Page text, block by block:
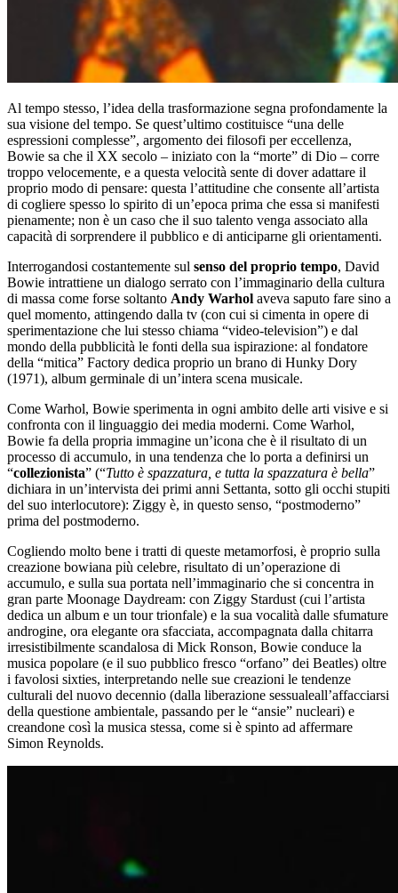
Al tempo stesso, l’idea della trasformazione segna profondamente la
sua visione del tempo. Se quest’ultimo costituisce “una delle
espressioni complesse”, argomento dei filosofi per eccellenza,
Bowie sa che il XX secolo – iniziato con la “morte” di Dio – corre
troppo velocemente, e a questa velocità sente di dover adattare il
proprio modo di pensare: questa l’attitudine che consente all’artista
di cogliere spesso lo spirito di un’epoca prima che essa si manifesti
pienamente; non è un caso che il suo talento venga associato alla
capacità di sorprendere il pubblico e di anticiparne gli orientamenti.
Interrogandosi costantemente sul senso del proprio tempo, David
Bowie intrattiene un dialogo serrato con l’immaginario della cultura
di massa come forse soltanto Andy Warhol aveva saputo fare sino a
quel momento, attingendo dalla tv (con cui si cimenta in opere di
sperimentazione che lui stesso chiama “video-television”) e dal
mondo della pubblicità le fonti della sua ispirazione: al fondatore
della “mitica” Factory dedica proprio un brano di Hunky Dory
(1971), album germinale di un’intera scena musicale.
Come Warhol, Bowie sperimenta in ogni ambito delle arti visive e si
confronta con il linguaggio dei media moderni. Come Warhol,
Bowie fa della propria immagine un’icona che è il risultato di un
processo di accumulo, in una tendenza che lo porta a definirsi un
“collezionista” (“Tutto è spazzatura, e tutta la spazzatura è bella”
dichiara in un’intervista dei primi anni Settanta, sotto gli occhi stupiti
del suo interlocutore): Ziggy è, in questo senso, “postmoderno”
prima del postmoderno.
Cogliendo molto bene i tratti di queste metamorfosi, è proprio sulla
creazione bowiana più celebre, risultato di un’operazione di
accumulo, e sulla sua portata nell’immaginario che si concentra in
gran parte Moonage Daydream: con Ziggy Stardust (cui l’artista
dedica un album e un tour trionfale) e la sua vocalità dalle sfumature
androgine, ora elegante ora sfacciata, accompagnata dalla chitarra
irresistibilmente scandalosa di Mick Ronson, Bowie conduce la
musica popolare (e il suo pubblico fresco “orfano” dei Beatles) oltre
i favolosi sixties, interpretando nelle sue creazioni le tendenze
culturali del nuovo decennio (dalla liberazione sessualeall’affacciarsi
della questione ambientale, passando per le “ansie” nucleari) e
creandone così la musica stessa, come si è spinto ad affermare
Simon Reynolds.